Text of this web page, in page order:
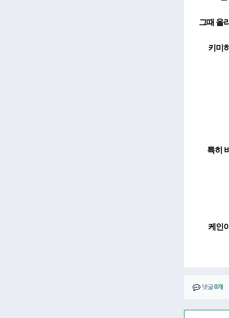
그때 올
키미
특히
케인
댓글0개